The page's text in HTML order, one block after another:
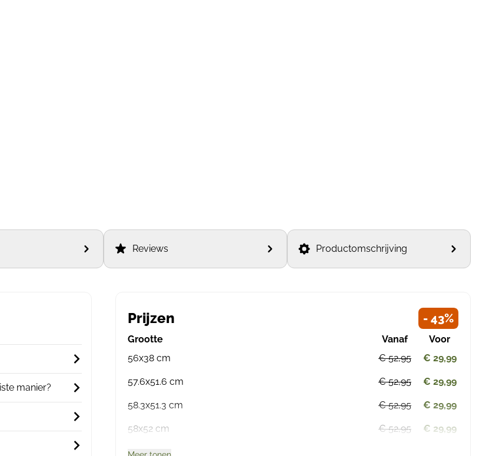
Reviews Productomschrijving
manier?
Prijzen - 43%
Grootte
56x38 cm
57.6x51.6 cm
58.3x51.3 cm
58x52 cm
Vanaf
€ 52,95
€ 52,95
€ 52,95
€ 52,95
Voor
€ 29,99
€ 29,99
€ 29,99
€ 29,99